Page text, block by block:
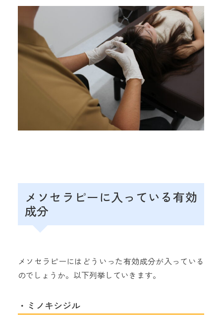
メソセラピーに入っている有効
成分
メソセラピーにはどういった有効成分が入っている
のでしょうか。以下列挙していきます。
・ミノキシジル